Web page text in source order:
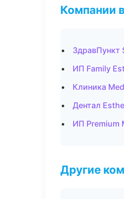
Компании
ЗдравПункт
ИП Family
Клиника
Дентал
ИП Premium
Другие